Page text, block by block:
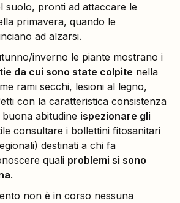
suolo, pronti ad attaccare le
primavera, quando le
ad alzarsi.
inverno le piante mostrano i
da cui sono state colpite nella
rami secchi, lesioni al legno,
con la caratteristica consistenza
abitudine ispezionare gli
consultare i bollettini fitosanitari
destinati a chi fa
quali problemi si sono
.
non è in corso nessuna